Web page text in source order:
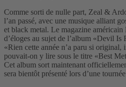
Comme sorti de nulle part, Zeal &
l’an passé, avec une musique alliant
et black metal. Le magazine américain
d’éloges au sujet de l’album «Devil
«Rien cette année n’a paru si original,
pouvait-on y lire sous le titre «Best
Cet album sort maintenant
sera bientôt présenté lors d’une